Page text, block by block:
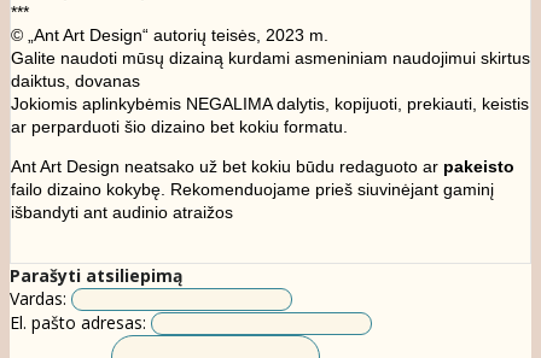
***
© „Ant Art Design“ autorių teisės, 2023 m.
Galite naudoti mūsų dizainą kurdami asmeniniam naudojimui skirtus
daiktus, dovanas
Jokiomis aplinkybėmis NEGALIMA dalytis, kopijuoti, prekiauti, keistis
ar perparduoti šio dizaino bet kokiu formatu.
Ant Art Design neatsako už bet kokiu būdu redaguoto ar pakeisto
failo dizaino kokybę. Rekomenduojame prieš siuvinėjant gaminį
išbandyti ant audinio atraižos
Parašyti atsiliepimą
Vardas:
El. pašto adresas: